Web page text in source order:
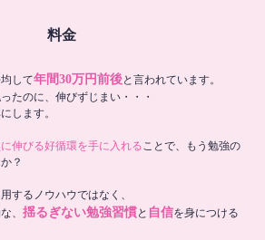
料金
して年間30万円前後と言われています。
たのに、伸びずじまい・・・
します。
伸びる好循環を手に入れる ことで、もう勉強の
？
するノウハウではなく、
、 揺るぎない勉強習慣と 自信を身につける